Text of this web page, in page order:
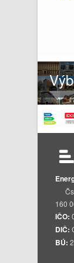
160
IČO:
DIČ:
BÚ: